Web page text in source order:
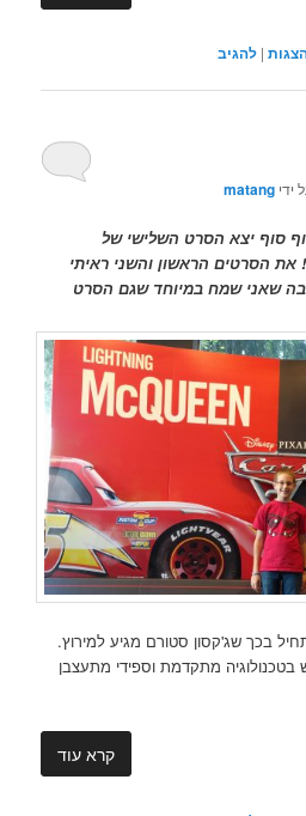
|להגיב
ידיmatang
סוף יצא הסרט השלישי של
את הסרטים הראשון והשני ראיתי
הסיבה שאני שמח במיוחד שגם הסרט
מתקדמת וספידי מתעצבן
קרא עוד